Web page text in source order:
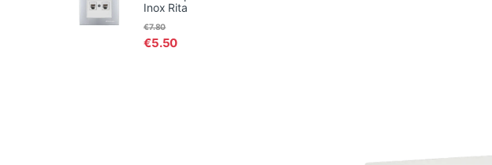
Inox Rita
€5.50
€7.80